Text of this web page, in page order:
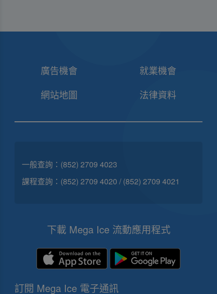
廣告機會
就業機會
網站地圖
法律資料
一般查詢： (852) 2709 4023
課程查詢： (852) 2709 4020 /(852) 2709 4021
下載 Mega Ice 流動應用程式
訂閱 Mega Ice 電子通訊